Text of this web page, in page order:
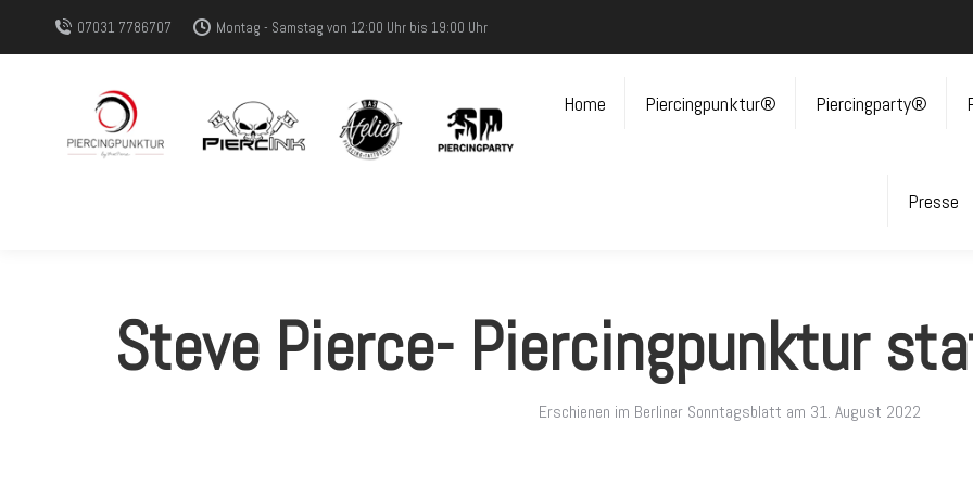
07031 7786707 Montag - Samstag von 12:00 Uhr bis 19:00 Uhr
Home Piercingpunktur® Piercingparty®
Presse
Steve Pierce- Piercingpunktur
Erschienen im Berliner Sonntagsblatt am 31. August 2022